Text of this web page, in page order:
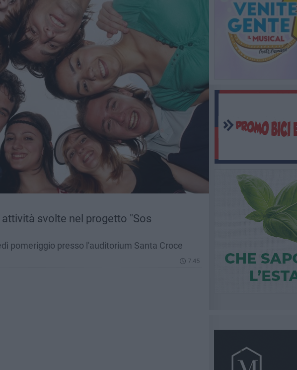
svolte nel progetto "Sos
pomeriggio presso l'auditorium Santa Croce
7.45